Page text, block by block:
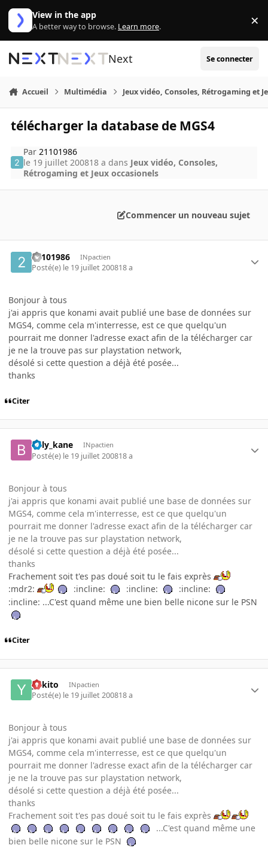
Aller au contenu
View in the app
A better way to browse. Learn more. ×
Next Se connecter
Accueil Multimédia Jeux vidéo, Consoles, Rétrogaming et
télécharger la database de MGS4
Par21101986
le 19 juillet 200818 a dans Jeux vidéo, Consoles,
Rétrogaming et Jeux occasionels
Commencer un nouveau sujet
21101986 INpactien
Posté(e) le 19 juillet 200818 a
Bonjour à tous
j'ai appris que konami avait publié une base de données sur
MGS4, comme cela m'interresse, est ce que quelqu'un
pourrait me donner l'adresse exact afin de la télécharger car
je ne la trouve pas sur playstation network,
désolé si cette question a déjà été posée...
thanks
Citer
billy_kane INpactien
Posté(e) le 19 juillet 200818 a
Bonjour à tous
j'ai appris que konami avait publié une base de données sur
MGS4, comme cela m'interresse, est ce que quelqu'un
pourrait me donner l'adresse exact afin de la télécharger car
je ne la trouve pas sur playstation network,
désolé si cette question a déjà été posée...
thanks
Frachement soit t'es pas doué soit tu le fais exprès
:mdr2:
:incline: :incline:
:incline:
:incline: ...C'est quand même une bien belle nicone sur le PSN
Citer
yukito INpactien
Posté(e) le 19 juillet 200818 a
Bonjour à tous
j'ai appris que konami avait publié une base de données sur
MGS4, comme cela m'interresse, est ce que quelqu'un
pourrait me donner l'adresse exact afin de la télécharger car
je ne la trouve pas sur playstation network,
désolé si cette question a déjà été posée...
thanks
Frachement soit t'es pas doué soit tu le fais exprès
...C'est quand même une
bien belle nicone sur le PSN